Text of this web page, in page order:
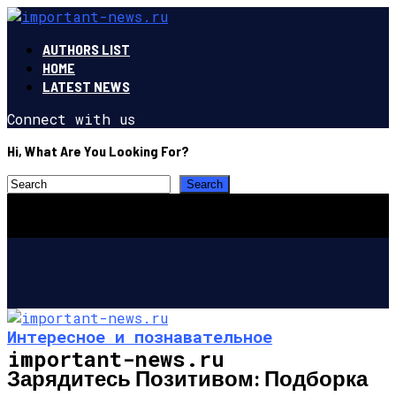
AUTHORS LIST
HOME
LATEST NEWS
Connect with us
Hi, What Are You Looking For?
important-news.ru
Интересное и познавательное
Зарядитесь Позитивом: Подборка